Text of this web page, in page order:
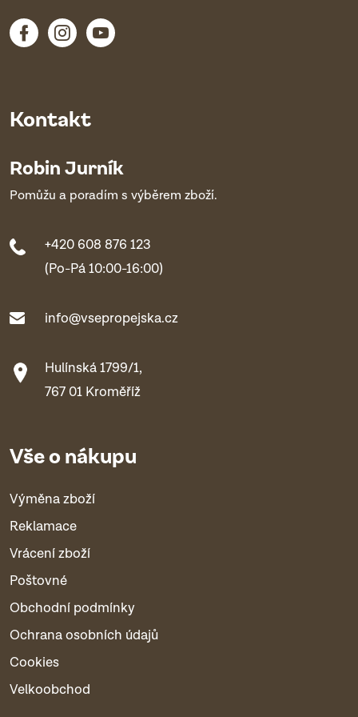
Kontakt
Robin Jurník
Pomůžu a poradím s výběrem zboží.
+420 608 876 123
(Po-Pá 10:00-16:00)
info@vsepropejska.cz
Hulínská 1799/1,
767 01 Kroměříž
Vše o nákupu
Výměna zboží
Reklamace
Vrácení zboží
Poštovné
Obchodní podmínky
Ochrana osobních údajů
Cookies
Velkoobchod